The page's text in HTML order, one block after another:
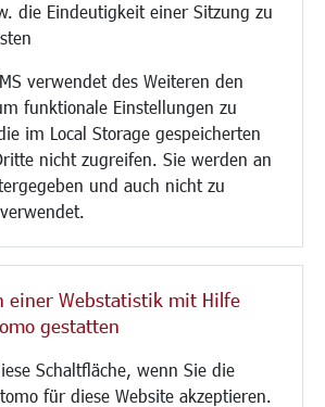
die Eindeutigkeit einer Sitzung zu
verwendet des Weiteren den
funktionale Einstellungen zu
im Local Storage gespeicherten
nicht zugreifen. Sie werden an
und auch nicht zu
einer Webstatistik mit Hilfe
gestatten
Schaltfläche, wenn Sie die
für diese Website akzeptieren.